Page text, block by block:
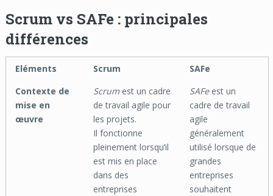
Scrum vs SAFe : principales
différences
Eléments Scrum
SAFe
Contexte de
mise en
œuvre
Scrumest un cadre
de travail agile pour
les projets.
Il fonctionne
pleinement lorsqu’il
est mis en place
dans des
entreprises
SAFeest un
cadre de travail
agile
généralement
utilisé lorsque de
grandes
entreprises
souhaitent